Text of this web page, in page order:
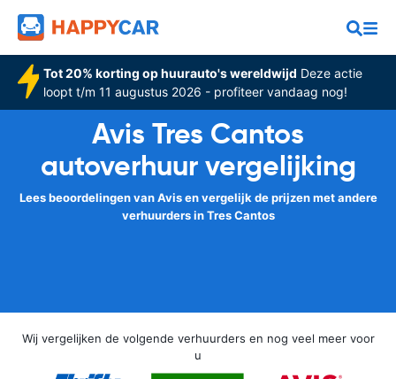
Tot 20% korting op huurauto's wereldwijd Deze actie
loopt t/m 11 augustus 2026 - profiteer vandaag nog!
Avis Tres Cantos
autoverhuur vergelijking
Lees beoordelingen van Avis en vergelijk de prijzen met andere
verhuurders in Tres Cantos
Wij vergelijken de volgende verhuurders en nog veel meer voor
u